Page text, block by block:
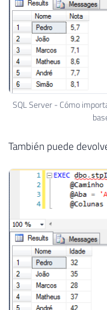
SQL Server - Cómo
También puede